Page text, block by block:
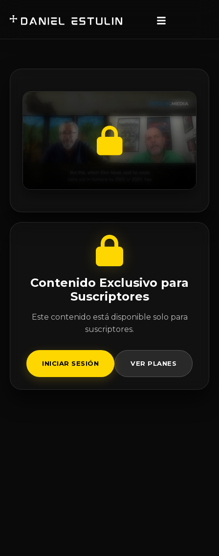
Contenido Exclusivo para
Suscriptores
Este contenido está disponible solo para
suscriptores.
INICIAR SESIÓN VER PLANES